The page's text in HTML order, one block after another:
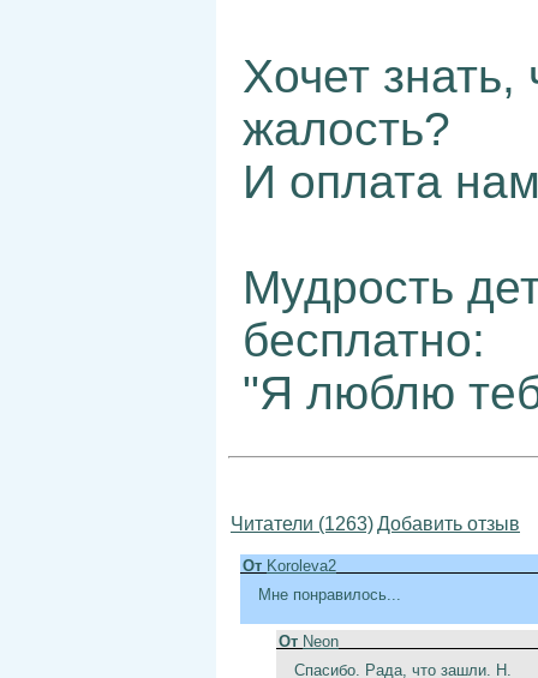
Хочет знать,
жалость?
И оплата
Мудрость
бесплатно:
"Я люблю
Читатели (1263)Добавить отзыв
От Koroleva2
Мне понравилось...
От Neon
Спасибо. Рада, что зашли. Н.